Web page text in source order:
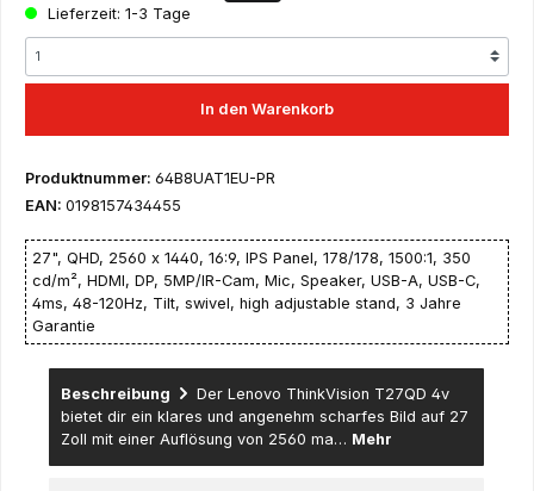
Lieferzeit: 1-3 Tage
In den Warenkorb
Produktnummer: 64B8UAT1EU-PR
EAN: 0198157434455
27", QHD, 2560 x 1440, 16:9, IPS Panel, 178/178, 1500:1, 350
cd/m², HDMI, DP, 5MP/IR-Cam, Mic, Speaker, USB-A, USB-C,
4ms, 48-120Hz, Tilt, swivel, high adjustable stand, 3 Jahre
Garantie
Beschreibung
Der Lenovo ThinkVision T27QD 4v
bietet dir ein klares und angenehm scharfes Bild auf 27
Zoll mit einer Auflösung von 2560 ma… Mehr